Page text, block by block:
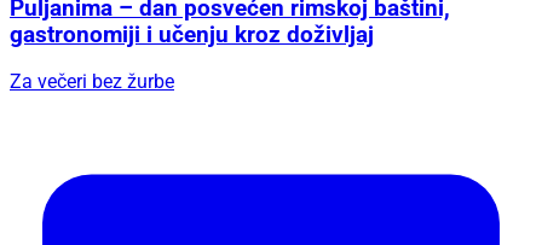
Puljanima – dan posvećen rimskoj baštini,
gastronomiji i učenju kroz doživljaj
Za večeri bez žurbe